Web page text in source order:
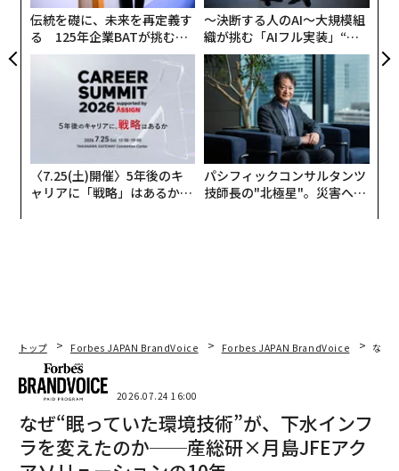
伝統を礎に、未来を再定義す
る 125年企業BATが挑むス
モークレスな未来
〜決断する人のAI〜大規模組
織が挑む「AIフル実装」“使
う”企業から“動く”企業へ【N
TTドコモビジネス×PwC】
〈7.25(土)開催〉5年後のキ
ャリアに「戦略」はあるか。
パシフィックコンサルタンツ
技師長の"北極星"。災害への
トップ Forbes JAPAN BrandVoice Forbes JAPAN BrandVoice なぜ
2026.07.24 16:00
なぜ“眠っていた環境技術”が、下水インフ
ラを変えたのか──産総研×月島JFEアク